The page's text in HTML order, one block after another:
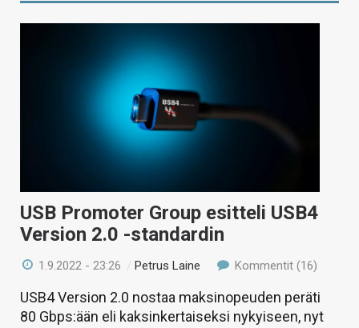
USB Promoter Group esitteli USB4
Version 2.0 -standardin
1.9.2022 - 23:26 /Petrus Laine Kommentit (16)
USB4 Version 2.0 nostaa maksinopeuden peräti
80 Gbps:ään eli kaksinkertaiseksi nykyiseen, nyt